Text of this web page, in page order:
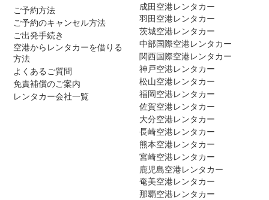
ご予約方法
ご予約のキャンセル方法
ご出発手続き
空港からレンタカーを借りる
方法
よくあるご質問
免責補償のご案内
レンタカー会社一覧
成田空港レンタカー
羽田空港レンタカー
茨城空港レンタカー
中部国際空港レンタカー
関西国際空港レンタカー
神戸空港レンタカー
松山空港レンタカー
福岡空港レンタカー
佐賀空港レンタカー
大分空港レンタカー
長崎空港レンタカー
熊本空港レンタカー
宮崎空港レンタカー
鹿児島空港レンタカー
奄美空港レンタカー
那覇空港レンタカー